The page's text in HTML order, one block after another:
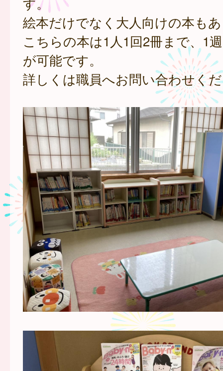
絵本だけでなく大人向けの本も
こちらの本は1人1回2冊まで、1
が可能です。
詳しくは職員へお問い合わせく